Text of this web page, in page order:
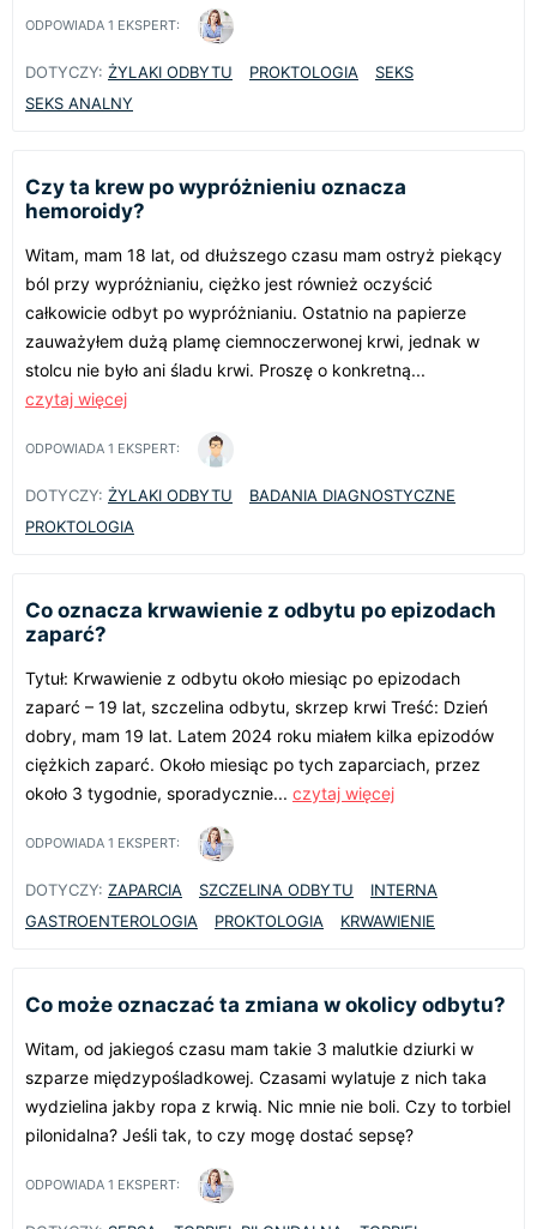
ODPOWIADA 1 EKSPERT:
DOTYCZY: ŻYLAKI ODBYTU PROKTOLOGIA
SEKS
SEKS ANALNY
Czy ta krew po wypróżnieniu oznacza
hemoroidy?
Witam, mam 18 lat, od dłuższego czasu mam ostryż piekący
ból przy wypróżnianiu, ciężko jest również oczyścić
całkowicie odbyt po wypróżnianiu. Ostatnio na papierze
zauważyłem dużą plamę ciemnoczerwonej krwi, jednak w
stolcu nie było ani śladu krwi. Proszę o konkretną...
czytaj więcej
ODPOWIADA 1 EKSPERT:
DOTYCZY: ŻYLAKI ODBYTU
BADANIA DIAGNOSTYCZNE
PROKTOLOGIA
Co oznacza krwawienie z odbytu po epizodach
zaparć?
Tytuł: Krwawienie z odbytu około miesiąc po epizodach
zaparć – 19 lat, szczelina odbytu, skrzep krwi Treść: Dzień
dobry, mam 19 lat. Latem 2024 roku miałem kilka epizodów
ciężkich zaparć. Około miesiąc po tych zaparciach, przez
około 3 tygodnie, sporadycznie... czytaj więcej
ODPOWIADA 1 EKSPERT:
DOTYCZY: ZAPARCIA SZCZELINA ODBYTU
INTERNA
GASTROENTEROLOGIA
PROKTOLOGIA KRWAWIENIE
Co może oznaczać ta zmiana w okolicy odbytu?
Witam, od jakiegoś czasu mam takie 3 malutkie dziurki w
szparze międzypośladkowej. Czasami wylatuje z nich taka
wydzielina jakby ropa z krwią. Nic mnie nie boli. Czy to torbiel
pilonidalna? Jeśli tak, to czy mogę dostać sepsę?
ODPOWIADA 1 EKSPERT: